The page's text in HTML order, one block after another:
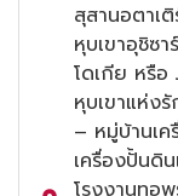
สุสานอตาเ
หุบเขาอุชิซ
โดเกีย หรื
หุบเขาแห่ง
– หมู่บ้านเ
เครื่องปั้นดิ
โรงงานทอ